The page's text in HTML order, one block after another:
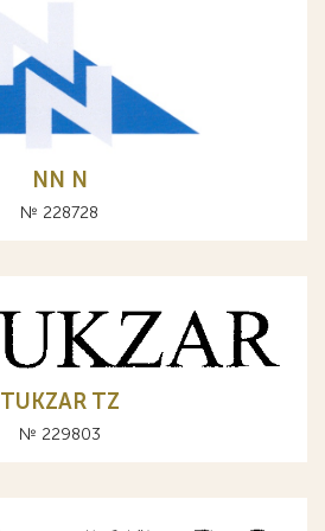
NN N
№ 228728
TUKZAR TZ
№ 229803